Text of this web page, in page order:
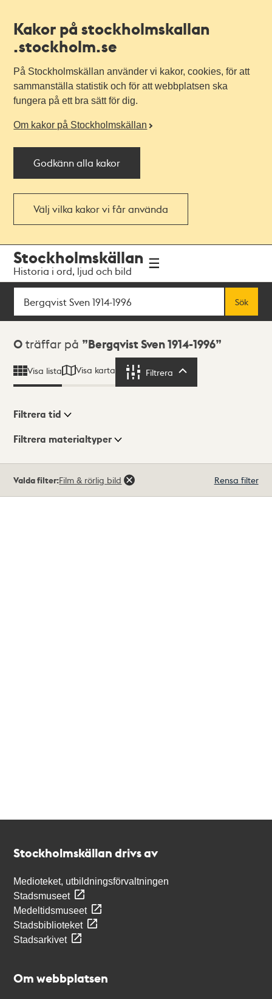
Kakor på stockholmskallan
.stockholm.se
På Stockholmskällan använder vi kakor, cookies, för att
sammanställa statistik och för att webbplatsen ska
fungera på ett bra sätt för dig.
Om kakor på Stockholmskällan
Godkänn alla kakor
Välj vilka kakor vi får använda
navigationen
huvudinnehållet
Stockholmskällan
Historia i ord, ljud och bild
Sök
Sök
Sökresultat
0 träffar på Bergqvist Sven 1914-1996
Visa lista Visa karta Filtrera
Visningsläge
Filtrera tid
Filtrera materialtyper
träffar
Valda filter:Film & rörlig bild Rensa filter
Stockholmskällan drivs av
Medioteket, utbildningsförvaltningen
Stadsmuseet
Medeltidsmuseet
Stadsbiblioteket
Stadsarkivet
Om webbplatsen